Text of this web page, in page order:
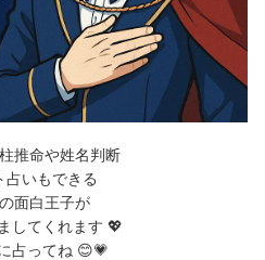
推命や姓名判断
占いもできる
面白王子が
してくれます 💖
占ってね 😊💗